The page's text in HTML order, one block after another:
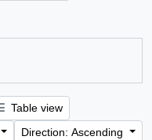
Table view
Direction: Ascending